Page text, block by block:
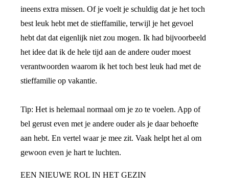
ineens extra missen. Of je voelt je schuldig dat je het toch
best leuk hebt met de stieffamilie, terwijl je het gevoel
hebt dat dat eigenlijk niet zou mogen. Ik had bijvoorbeeld
het idee dat ik de hele tijd aan de andere ouder moest
verantwoorden waarom ik het toch best leuk had met de
stieffamilie op vakantie.
Tip: Het is helemaal normaal om je zo te voelen. App of
bel gerust even met je andere ouder als je daar behoefte
aan hebt. En vertel waar je mee zit. Vaak helpt het al om
gewoon even je hart te luchten.
EEN NIEUWE ROL IN HET GEZIN